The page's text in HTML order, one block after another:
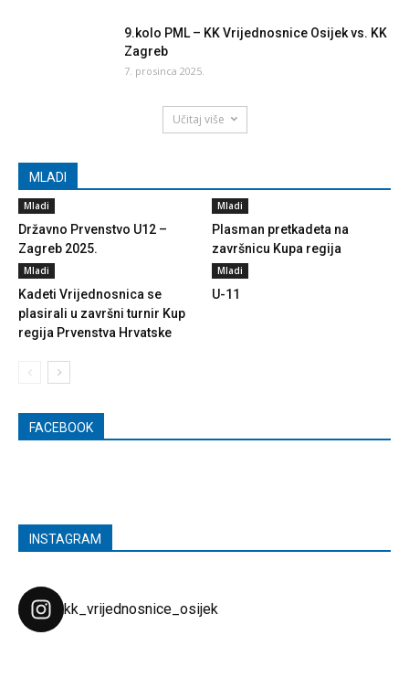
9.kolo PML – KK Vrijednosnice Osijek vs. KK
Zagreb
7. prosinca 2025.
Učitaj više
MLADI
Mladi
Državno Prvenstvo U12 –
Zagreb 2025.
Mladi
Plasman pretkadeta na
završnicu Kupa regija
Mladi
Kadeti Vrijednosnica se
plasirali u završni turnir Kup
regija Prvenstva Hrvatske
Mladi
U-11
FACEBOOK
INSTAGRAM
kk_vrijednosnice_osijek